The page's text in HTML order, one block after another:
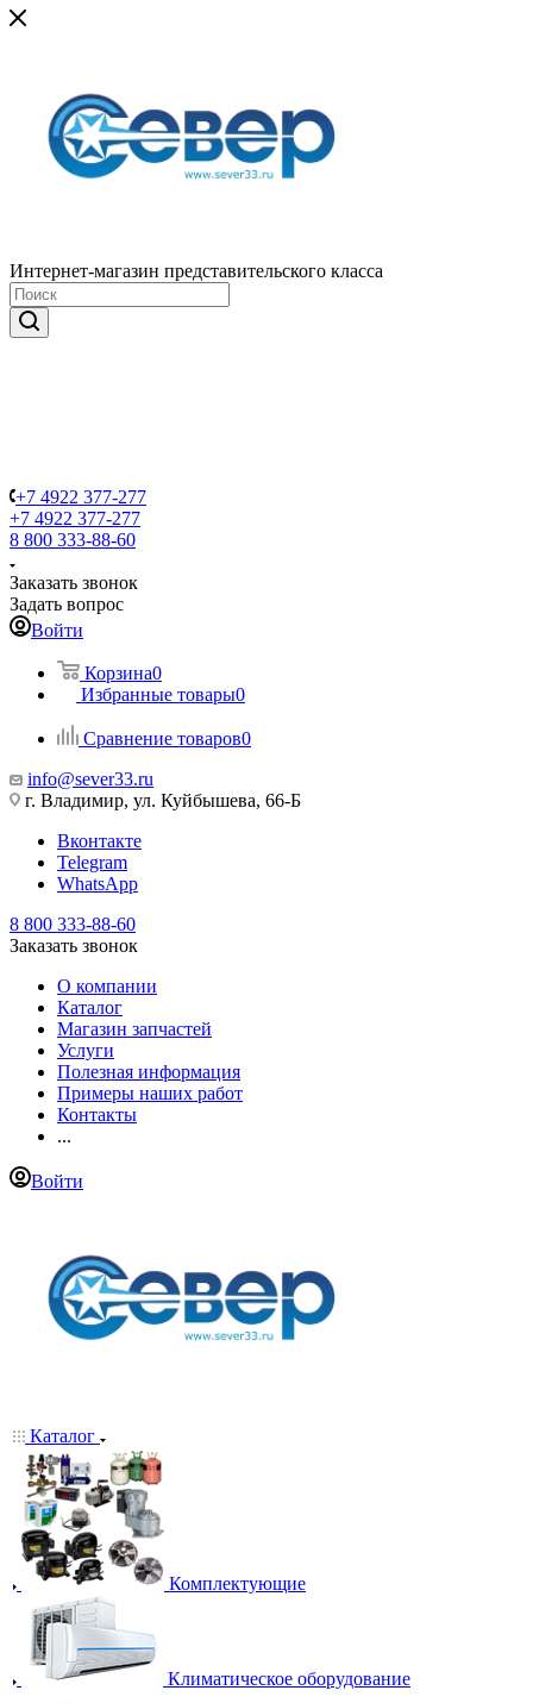
Интернет-магазин представительского класса
+7 4922 377-277
+7 4922 377-277
8 800 333-88-60
Заказать звонок
Задать вопрос
Войти
Корзина0
Избранные товары0
Сравнение товаров0
info@sever33.ru
г. Владимир, ул. Куйбышева, 66-Б
Вконтакте
Telegram
WhatsApp
8 800 333-88-60
Заказать звонок
О компании
Каталог
Магазин запчастей
Услуги
Полезная информация
Примеры наших работ
Контакты
...
Войти
Каталог
Комплектующие
Климатическое оборудование